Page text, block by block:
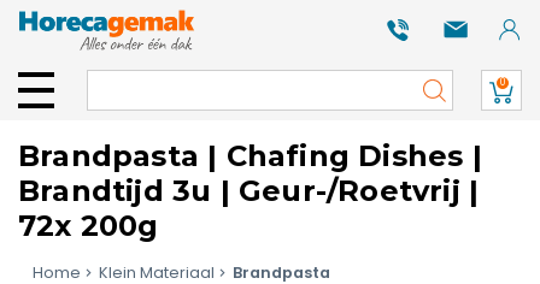
0
Brandpasta | Chafing Dishes |
Brandtijd 3u | Geur-/Roetvrij |
72x 200g
Home Klein Materiaal Brandpasta